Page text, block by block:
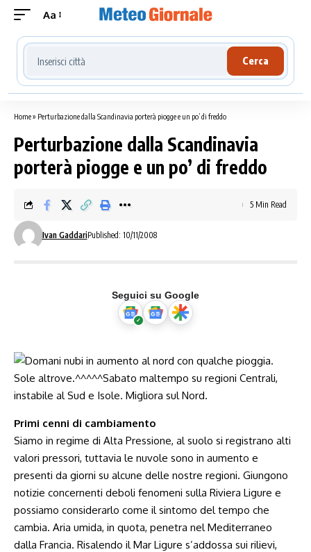
Aa
Cerca località meteo
Cerca
Home» Perturbazione dalla Scandinavia porterà piogge e un po’ di freddo
Perturbazione dalla Scandinavia
porterà piogge e un po’ di freddo
Ivan GaddariPublished: 10/11/2008
5 Min Read
Seguici su Google
Primi cenni di cambiamento
Siamo in regime di Alta Pressione, al suolo si registrano alti
valori pressori, tuttavia le nuvole sono in aumento e
presenti da giorni su alcune delle nostre regioni. Giungono
notizie concernenti deboli fenomeni sulla Riviera Ligure e
possiamo considerarlo come il sintomo del tempo che
cambia. Aria umida, in quota, penetra nel Mediterraneo
dalla Francia. Risalendo il Mar Ligure s’addossa sui rilievi,